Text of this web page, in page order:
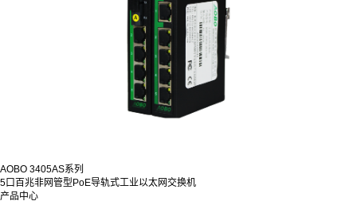
AOBO 3405AS系列
5口百兆非网管型PoE导轨式工业以太网交换机
产品中心